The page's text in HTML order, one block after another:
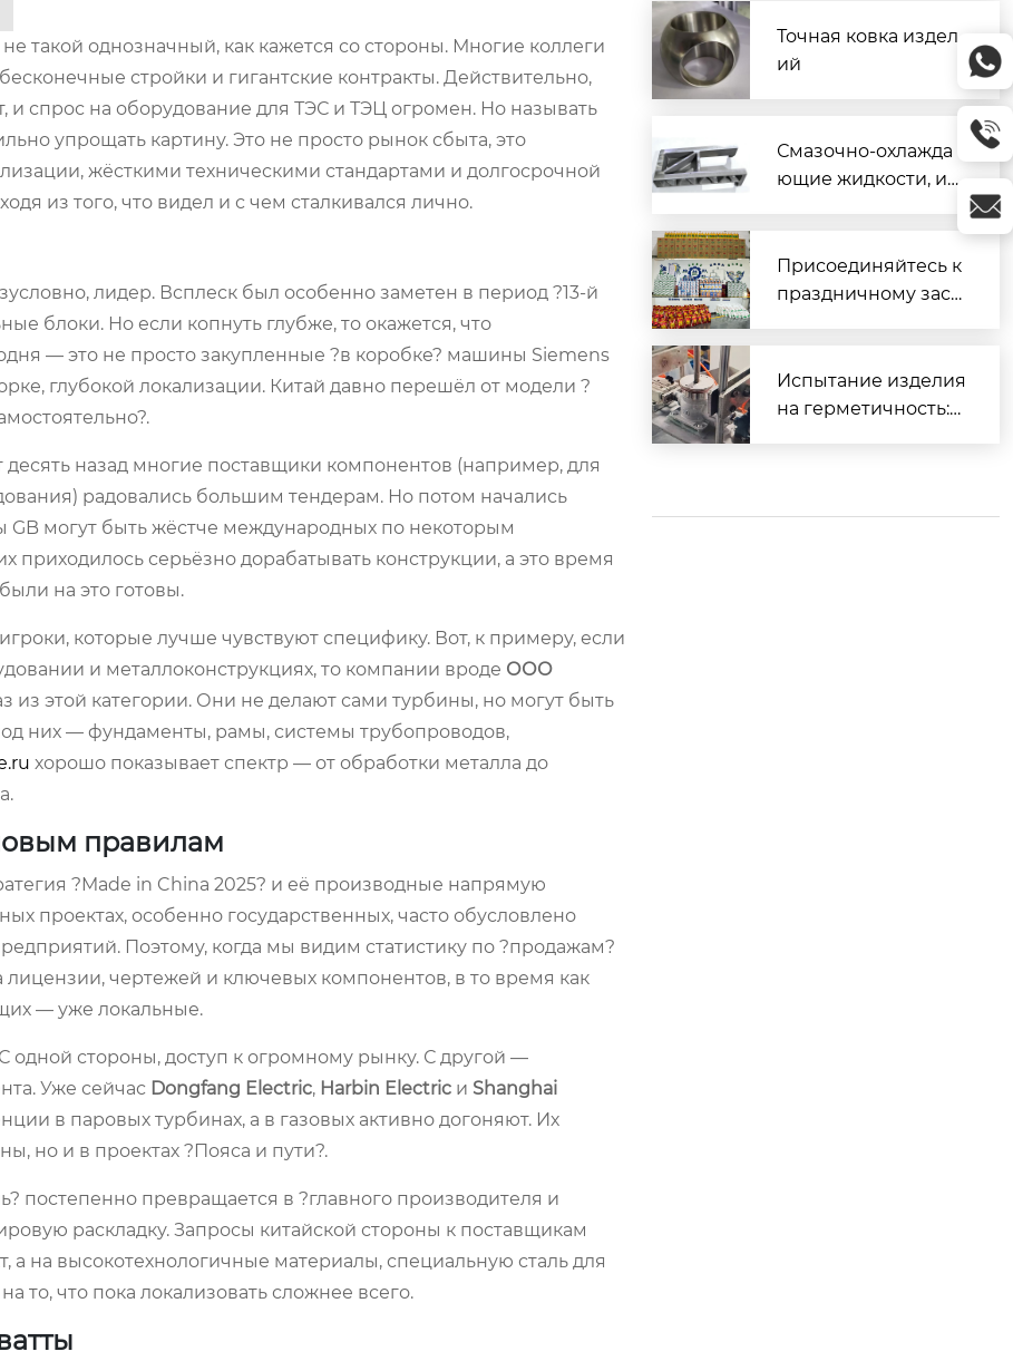
такой однозначный, как кажется со стороны. Многие коллеги
стройки и гигантские контракты. Действительно,
спрос на оборудование для ТЭС и ТЭЦ огромен. Но называть
упрощать картину. Это не просто рынок сбыта, это
жёсткими техническими стандартами и долгосрочной
из того, что видел и с чем сталкивался лично.
лидер. Всплеск был особенно заметен в период ?13-й
блоки. Но если копнуть глубже, то окажется, что
— это не просто закупленные ?в коробке? машины Siemens
глубокой локализации. Китай давно перешёл от модели ?
десять назад многие поставщики компонентов (например, для
радовались большим тендерам. Но потом начались
GB могут быть жёстче международных по некоторым
серьёзно дорабатывать конструкции, а это время
на это готовы.
которые лучше чувствуют специфику. Вот, к примеру, если
и металлоконструкциях, то компании вроде ООО
из этой категории. Они не делают сами турбины, но могут быть
них — фундаменты, рамы, системы трубопроводов,
хорошо показывает спектр — от обработки металла до
правилам
?Made in China 2025? и её производные напрямую
проектах, особенно государственных, часто обусловлено
Поэтому, когда мы видим статистику по ?продажам?
лицензии, чертежей и ключевых компонентов, в то время как
— уже локальные.
одной стороны, доступ к огромному рынку. С другой —
Уже сейчас Dongfang Electric, Harbin Electric и Shanghai
в паровых турбинах, а в газовых активно догоняют. Их
но и в проектах ?Пояса и пути?.
постепенно превращается в ?главного производителя и
раскладку. Запросы китайской стороны к поставщикам
а на высокотехнологичные материалы, специальную сталь для
то, что пока локализовать сложнее всего.
Точная ковка издел
ий
Смазочно-охлажда
ющие жидкости, ис
работки различных
материалов
Присоединяйтесь к
праздничному заст
тиваль.
Испытание изделия
на герметичность: